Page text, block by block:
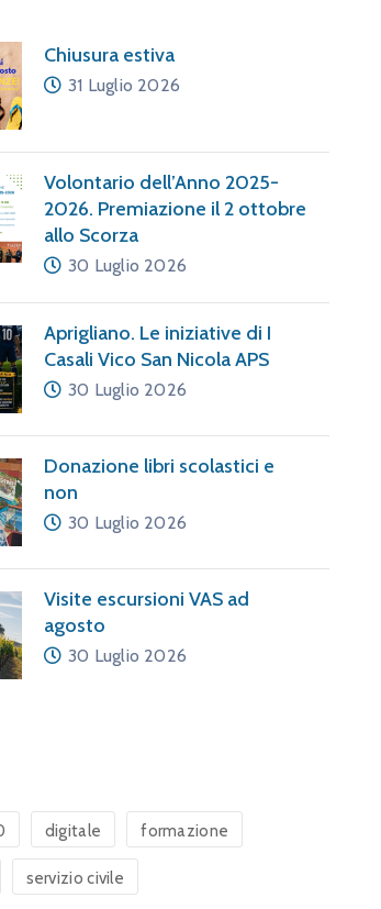
Chiusura estiva
31 Luglio 2026
Volontario dell’Anno 2025-
2026. Premiazione il 2 ottobre
allo Scorza
30 Luglio 2026
Aprigliano. Le iniziative di I
Casali Vico San Nicola APS
30 Luglio 2026
Donazione libri scolastici e
non
30 Luglio 2026
Visite escursioni VAS ad
agosto
30 Luglio 2026
digitale formazione
servizio civile